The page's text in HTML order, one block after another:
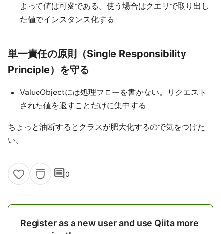
よって値は可変である。使う場合はクエリで取り出し
た値でインスタンス化する
単一責任の原則（Single Responsibility
Principle）を守る
ValueObjectには処理フローを書かない。リクエスト
された値を返すことだけに集中する
ちょっと油断するとクラスが肥大化するので気をつけた
い。
comment0
Register as a new user and use Qiita more